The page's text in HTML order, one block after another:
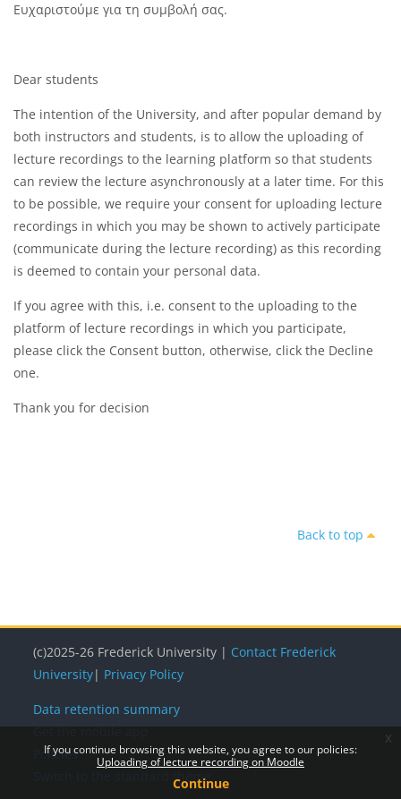
Ευχαριστούμε για τη συμβολή σας.
Dear students
The intention of the University, and after popular demand by
both instructors and students, is to allow the uploading of
lecture recordings to the learning platform so that students
can review the lecture asynchronously at a later time. For this
to be possible, we require your consent for uploading lecture
recordings in which you may be shown to actively participate
(communicate during the lecture recording) as this recording
is deemed to contain your personal data.
If you agree with this, i.e. consent to the uploading to the
platform of lecture recordings in which you participate,
please click the Consent button, otherwise, click the Decline
one.
Thank you for decision
Back to top
(c)2025-26 Frederick University | Contact Frederick
University| Privacy Policy
Data retention summary
Get the mobile app
Policies
Switch to the standard theme
If you continue browsing this website, you agree to our policies:
Uploading of lecture recording on Moodle
Continue
x